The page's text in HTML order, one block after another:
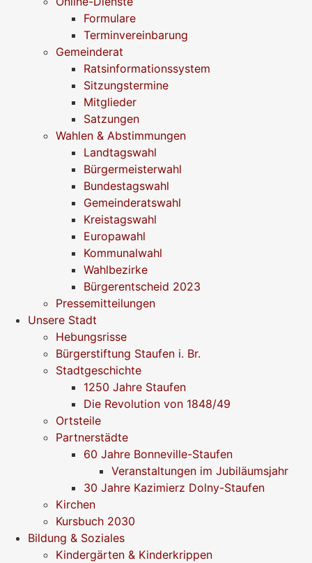
Formulare
Terminvereinbarung
Gemeinderat
Ratsinformationssystem
Sitzungstermine
Mitglieder
Satzungen
Wahlen & Abstimmungen
Landtagswahl
Bürgermeisterwahl
Bundestagswahl
Gemeinderatswahl
Kreistagswahl
Europawahl
Kommunalwahl
Wahlbezirke
Bürgerentscheid 2023
Pressemitteilungen
Unsere Stadt
Hebungsrisse
Bürgerstiftung Staufen i. Br.
Stadtgeschichte
1250 Jahre Staufen
Die Revolution von 1848/49
Ortsteile
Partnerstädte
60 Jahre Bonneville-Staufen
Veranstaltungen im Jubiläumsjahr
30 Jahre Kazimierz Dolny-Staufen
Kirchen
Kursbuch 2030
Bildung & Soziales
Kindergärten & Kinderkrippen